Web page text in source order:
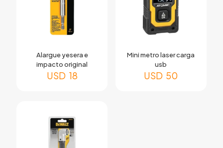
Alargue yesera e
impacto original
USD 18
Mini metro laser carga
usb
USD 50